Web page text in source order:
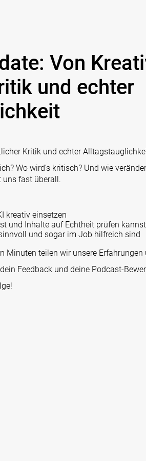
Von
und echter
Kritik und echter
Wo wird’s kritisch? Und wie
uns fast überall.
kreativ einsetzen
und Inhalte auf Echtheit prüfen kannst
und sogar im Job hilfreich sind
Minuten teilen wir unsere
Feedback und deine Podcast-